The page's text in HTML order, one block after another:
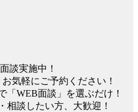
談実施中！
気軽にご予約ください！
「WEB面談」を選ぶだけ！
相談したい方、大歓迎！